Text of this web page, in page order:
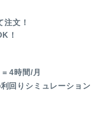
文！
！
4時間/月
回りシミュレーション